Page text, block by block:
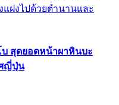
ฝงไปด้วยตำนานและ
บ สุดยอดหน้าผาหินบะ
ญี่ปุ่น